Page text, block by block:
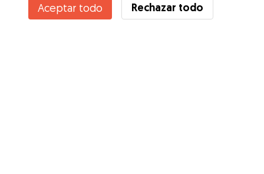
¿Conoces los Beneficios de Gudog? Ver más
Aceptar todo Rechazar todo